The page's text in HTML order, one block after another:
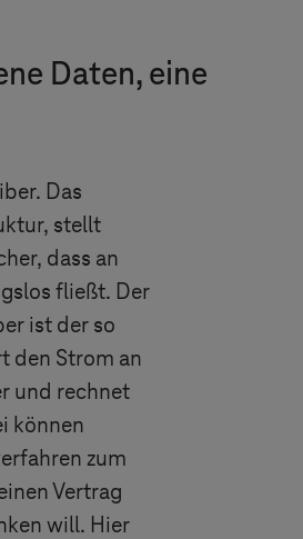
Daten, eine
Das
stellt
dass an
fließt. Der
ist der so
den Strom an
und rechnet
können
zum
Vertrag
will. Hier